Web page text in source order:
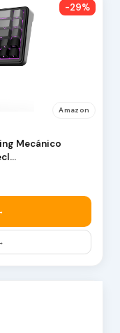
-29%
Amazon
Mecánico